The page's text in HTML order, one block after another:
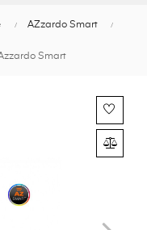
AZzardo Smart
Smart